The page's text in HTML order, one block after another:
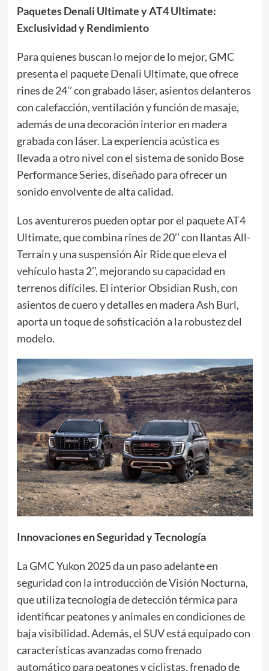
Paquetes Denali Ultimate y AT4 Ultimate:
Exclusividad y Rendimiento
Para quienes buscan lo mejor de lo mejor, GMC
presenta el paquete Denali Ultimate, que ofrece
rines de 24’’ con grabado láser, asientos delanteros
con calefacción, ventilación y función de masaje,
además de una decoración interior en madera
grabada con láser. La experiencia acústica es
llevada a otro nivel con el sistema de sonido Bose
Performance Series, diseñado para ofrecer un
sonido envolvente de alta calidad.
Los aventureros pueden optar por el paquete AT4
Ultimate, que combina rines de 20’’ con llantas All-
Terrain y una suspensión Air Ride que eleva el
vehículo hasta 2’’, mejorando su capacidad en
terrenos difíciles. El interior Obsidian Rush, con
asientos de cuero y detalles en madera Ash Burl,
aporta un toque de sofisticación a la robustez del
modelo.
Innovaciones en Seguridad y Tecnología
La GMC Yukon 2025 da un paso adelante en
seguridad con la introducción de Visión Nocturna,
que utiliza tecnología de detección térmica para
identificar peatones y animales en condiciones de
baja visibilidad. Además, el SUV está equipado con
características avanzadas como frenado
automático para peatones y ciclistas, frenado de